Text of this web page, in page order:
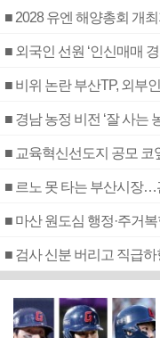
■ 2028 유엔 해양총회 개최
■ 외국인 선원 ‘인신매매
■ 비위 논란 부산TP, 외부
■ 경남 농정 비전 ‘잘 사는
■ 교육혁신선도지 공모 코
■ 르노 못 타는 부산시장…
■ 마산 원도심 행정·주거